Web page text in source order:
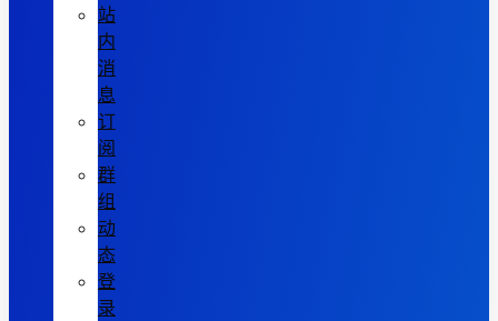
站
内
消
息
订
阅
群
组
动
态
登
录